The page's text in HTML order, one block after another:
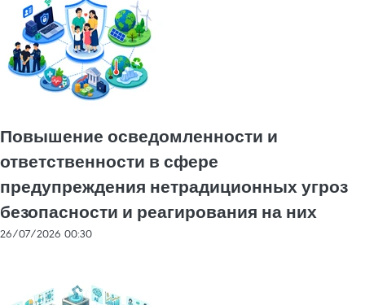
Повышение осведомленности и
ответственности в сфере
предупреждения нетрадиционных угроз
безопасности и реагирования на них
26/07/2026 00:30